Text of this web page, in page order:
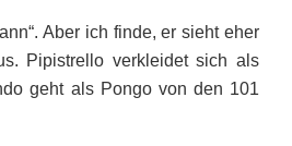
Aber ich finde, er sieht eher
Pipistrello verkleidet sich als
geht als Pongo von den 101